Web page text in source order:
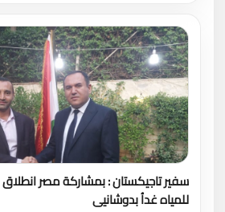
سفير تاجيكستان : بمشاركة مصر انطلاق
للمياه غداُ بدوشانيى